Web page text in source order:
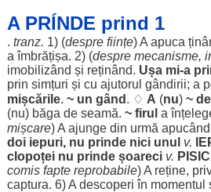
A PRÍNDE prind 1
. tranz. 1) (despre ființe) A apuca
aîmbrățișa. 2) (despre mecanisme,
imobilizând și reținând. Ușami-a
prin simțuri și cu ajutorul gândirii; a
mișcările. ~ un gând . ♢ A (nu) ~ de
(nu) băga de seamă. ~ firul a
mișcare) A ajungedin urmă apucând
doi iepuri, nu prinde nici unul v.
clopoțeinu prinde șoareci v.
comis fapte reprobabile) A reține,
captura. 6) A descoperi în momentul